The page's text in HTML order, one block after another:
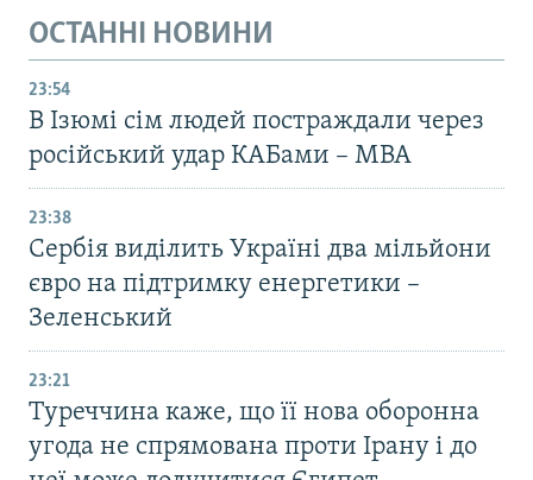
ОСТАННІ НОВИНИ
23:54
В Ізюмі сім людей постраждали через
російський удар КАБами – МВА
23:38
Сербія виділить Україні два мільйони
євро на підтримку енергетики –
Зеленський
23:21
Туреччина каже, що її нова оборонна
угода не спрямована проти Ірану і до